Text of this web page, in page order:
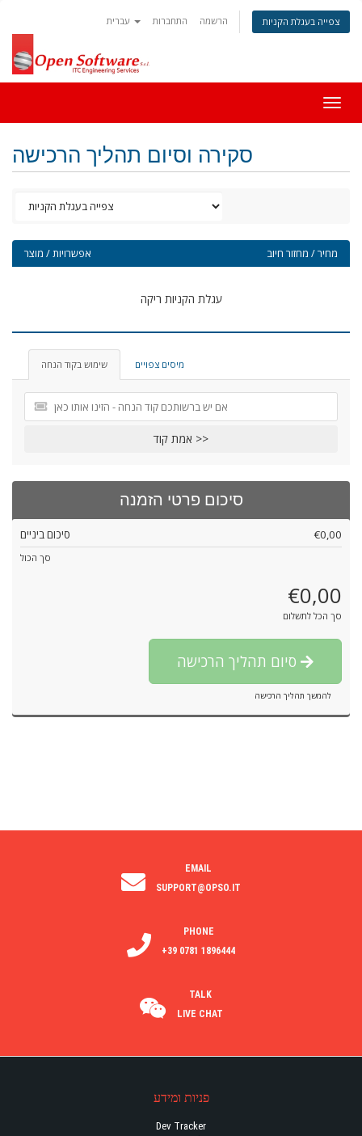
התחברות הרשמה צפייה בעגלת הקניות
סקירה וסיום תהליך הרכישה
אפשרויות / מוצר מחיר / מחזור חיוב
עגלת הקניות ריקה
שימוש בקוד הנחה מיסים צפויים
אמת קוד >>
סיכום פרטי הזמנה
סיכום ביניים €0,00
סך הכול
€0,00
סך הכל לתשלום
להמשך תהליך הרכישה
EMAIL
SUPPORT@OPSO.IT
PHONE
+39 0781 1896444
TALK
LIVE CHAT
פניות ומידע
Dev Tracker